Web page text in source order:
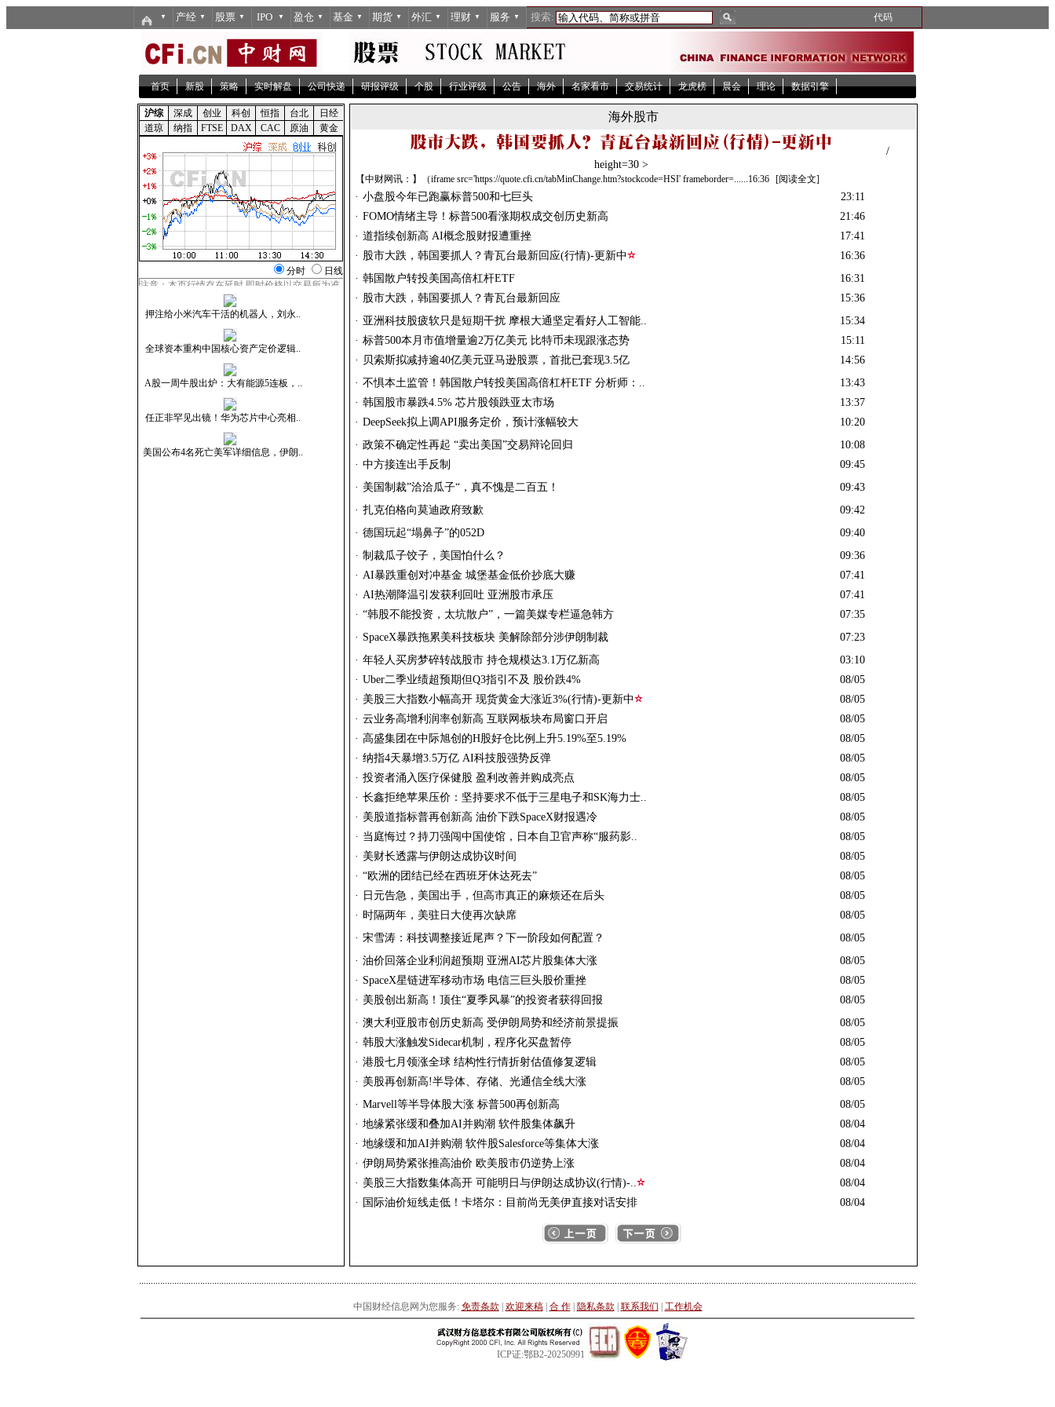
▼ 产经 ▼ 股票 ▼ IPO ▼ 盈仓 ▼ 基金 ▼ 期货 ▼ 外汇 ▼ 理财 ▼ 服务 ▼ 搜索: 代码
首页 新股 策略 实时解盘 公司快递 研报评级 个股 行业评级 公告 海外 名家看市 交易统计 龙虎榜 晨会 理论 数据引擎
海外股市
/
height=30 >
【中财网讯：】（iframe src='https://quote.cfi.cn/tabMinChange.htm?stockcode=HSI' frameborder=......16:36 [阅读全文]
23:11
· 小盘股今年已跑赢标普500和七巨头
21:46
· FOMO情绪主导！标普500看涨期权成交创历史新高
17:41
· 道指续创新高 AI概念股财报遭重挫
16:36
· 股市大跌 ， 韩国要抓 人 ？青瓦台最新回应(行情)-更新中
16:31
· 韩国散户转投美国高倍杠杆ETF
15:36
· 股市大跌 ， 韩国要抓 人 ？青瓦台最新回应
15:34
· 亚洲科技股疲软只是短期干扰 摩根大通坚定看好人工智能..
15:11
· 标普500本月市值增量逾2万亿美元 比特币未现跟涨态势
14:56
· 贝索斯拟减持逾40亿美元亚马逊股票 ， 首批已套现3 5亿
13:43
· 不惧本土监管！韩国散户转投美国高倍杠杆ETF 分析师：..
13:37
· 韩国股市暴跌4.5% 芯片股领跌亚太市场
10:20
· DeepSeek拟 上调API服务定价 ， 预计涨幅较大
10:08
· 政策不确定性再起 “卖出美国”交易辩论回归
09:45
· 中方接连出手反制
09:43
· 美国制裁”洽洽瓜子“ ， 真不愧是二百五 ！
09:42
· 扎克伯格向莫迪政府致歉
09:40
· 德国玩起“塌鼻子”的052D
09:36
· 制裁瓜子饺子，美国怕什么？
07:41
· AI暴跌重创对冲基金 城堡基金低价抄底大赚
07:41
· AI热潮降温引发获利回吐 亚洲股市承压
07:35
· “韩股不能投资 ， 太坑散户” ， 一篇美媒专栏逼急韩方
07:23
· SpaceX暴跌拖累美科技板块 美解除部分涉伊朗制裁
03:10
· 年轻人买房梦碎转战股市 持仓规模达3.1万亿新高
08/05
· Uber二季业绩超预期但Q3指引不及 股价跌4%
08/05
· 美股三大指数小幅高开 现货黄金大涨近3%(行情)-更新中
08/05
· 云业务高增利润率创新高 互联网板块布局窗口开启
08/05
· 高盛集团在中际旭创的H股好仓比例上升5.19%至5.19%
08/05
· 纳指4天暴增3.5万亿 AI科技股强势反弹
08/05
· 投资者涌入医疗保健股 盈利改善并购成亮点
08/05
· 长鑫拒绝苹果压价：坚持要求不低于三星电子和SK海力士..
08/05
· 美股道指标普再创新高 油价下跌SpaceX财报遇冷
08/05
· 当庭悔过？持刀强闯中国使馆，日本自卫官声称“服药影..
08/05
· 美财长透露与伊朗达成协议时间
08/05
· “欧洲的团结已经在西班牙休达死去”
08/05
·
日元告急，美国出手，但高市真正的麻烦还在后头
08/05
· 时隔两年 ， 美驻日大使再次缺席
08/05
· 宋雪涛 ： 科技调整接近尾声 ？下一阶段如何配置 ？
08/05
· 油价回落企业利润超预期 亚洲AI芯片股集体大涨
08/05
· SpaceX星链进军移动市场 电信三巨头股价重挫
08/05
· 美股创出新高 ！ 顶住“夏季风暴”的投资者获得回报
08/05
· 澳大利亚股市创历史新高 受伊朗局势和经济前景提振
08/05
· 韩股大涨触发Sidecar机制，程序化买盘暂停
08/05
· 港股七月领涨全球 结构性行情折射估值修复逻辑
08/05
· 美股再创 新高!半导体 存储 光通信全线大涨
08/05
· Marvell等半导体股大涨 标普500再创新高
08/04
· 地缘紧张缓和叠加AI并购潮 软件股集体飙升
08/04
· 地缘缓和加AI并购潮 软件股Salesforce等集体大涨
08/04
· 伊朗局势紧张推高油价 欧美股市仍逆势上涨
08/04
· 美股三大指数集体高开 可能明日与伊朗达成协议(行情)-..
08/04
· 国际油价短线走低！卡塔尔：目前尚无美伊直接对话安排
中国财经信息网为您服务: 免责条款 欢迎来稿| 合 作| 隐私条款 联系我们 工作机会
ICP证:鄂B2-20250991